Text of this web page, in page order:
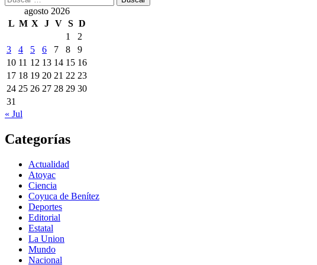
agosto 2026
L M X J V S D
1
2
3
4 5 6 7 8
9
10 11 12 13 14 15 16
17 18 19 20 21 22 23
24 25 26 27 28 29 30
31
« Jul
Categorías
Actualidad
Atoyac
Ciencia
Coyuca de Benítez
Deportes
Editorial
Estatal
La Union
Mundo
Nacional